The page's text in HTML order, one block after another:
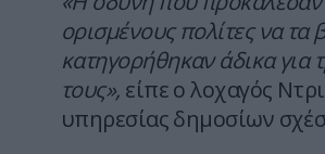
ορισμένους πολίτες να
κατηγορήθηκαν άδικα για
τους», είπε ο λοχαγός
υπηρεσίας δημοσίων